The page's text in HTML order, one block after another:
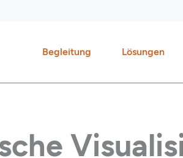
Begleitung Lösungen